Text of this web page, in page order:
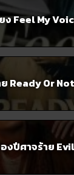
Feel My
Ready Or
งปีศาจร้าย